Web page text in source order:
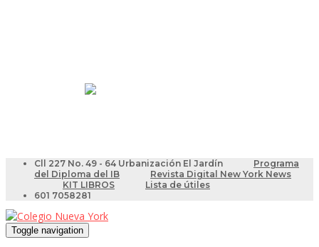
Cll 227 No. 49 - 64 Urbanización El Jardín
Programa
del Diploma del IB
Revista Digital New York News
KIT LIBROS
Lista de útiles
601 7058281
Toggle navigation